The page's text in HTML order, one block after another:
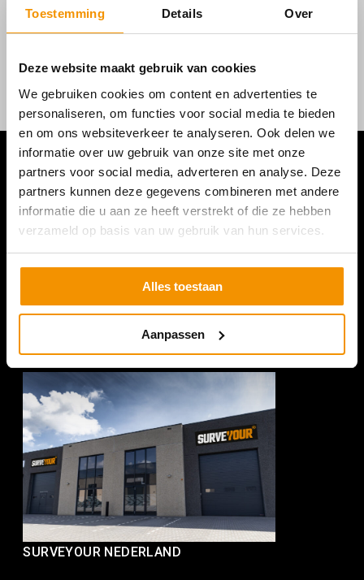
Toestemming Details Over
Deze website maakt gebruik van cookies
We gebruiken cookies om content en advertenties te
personaliseren, om functies voor social media te bieden
en om ons websiteverkeer te analyseren. Ook delen we
informatie over uw gebruik van onze site met onze
partners voor social media, adverteren en analyse. Deze
partners kunnen deze gegevens combineren met andere
informatie die u aan ze heeft verstrekt of die ze hebben
verzameld op basis van uw gebruik van hun services.
Alles toestaan
Aanpassen
SURVEYOUR NEDERLAND